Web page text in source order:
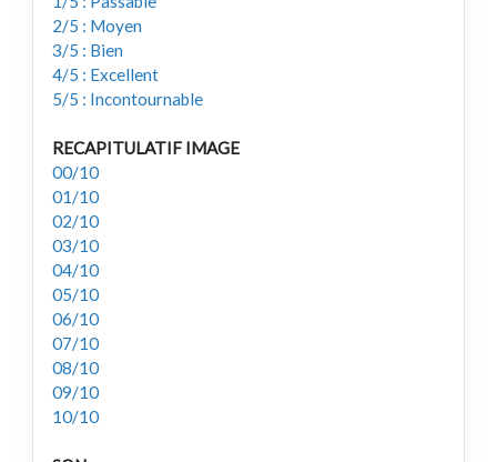
2/5 : Moyen
3/5 : Bien
4/5 : Excellent
5/5 : Incontournable
RECAPITULATIF IMAGE
00/10
01/10
02/10
03/10
04/10
05/10
06/10
07/10
08/10
09/10
10/10